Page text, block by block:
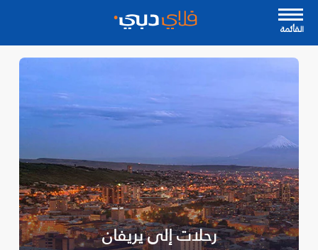
القأئمة
رحلات إلى يريفان